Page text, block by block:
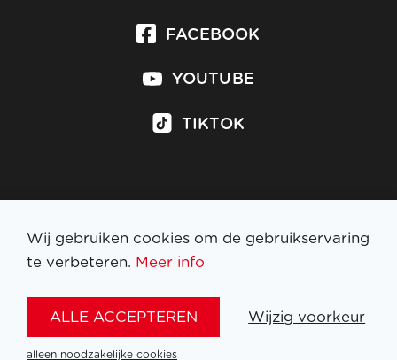
FACEBOOK
YOUTUBE
TIKTOK
Inschrijven op nieuwsbrief
Wij gebruiken cookies om de gebruikservaring
te verbeteren. Meer info
ALLE ACCEPTEREN Wijzig voorkeur
alleen noodzakelijke cookies